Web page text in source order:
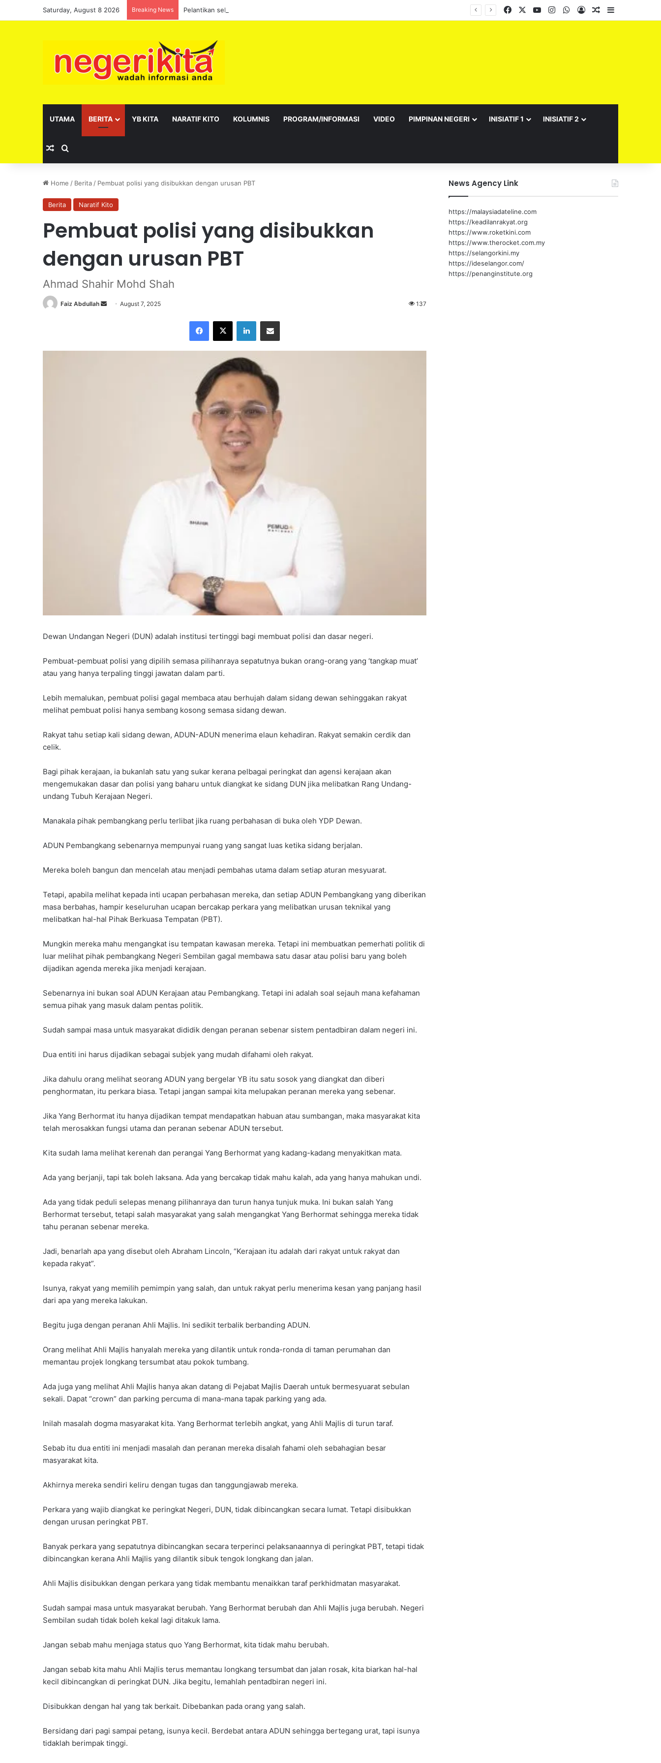
Saturday, August 8 2026 Breaking News Pelantikan sebagai Exco satu amanah besar – Siow Kong Choon Facebook YouTubeInstagramWhatsApp
Log InRandom Article
UTAMA BERITA YB KITA NARATIF KITO KOLUMNIS PROGRAM/INFORMASI VIDEO PIMPINAN NEGERI INISIATIF 1 INISIATIF 2
Random Article
Home / Berita / Pembuat polisi yang disibukkan dengan urusan PBT
Berita Naratif Kito
Pembuat polisi yang disibukkan
dengan urusan PBT
Ahmad Shahir Mohd Shah
Faiz Abdullah
a
August 7, 2025 137
Dewan Undangan Negeri (DUN) adalah institusi tertinggi bagi membuat polisi dan dasar negeri.
Pembuat-pembuat polisi yang dipilih semasa pilihanraya sepatutnya bukan orang-orang yang ‘tangkap muat’
atau yang hanya terpaling tinggi jawatan dalam parti.
Lebih memalukan, pembuat polisi gagal membaca atau berhujah dalam sidang dewan sehinggakan rakyat
melihat pembuat polisi hanya sembang kosong semasa sidang dewan.
Rakyat tahu setiap kali sidang dewan, ADUN-ADUN menerima elaun kehadiran. Rakyat semakin cerdik dan
celik.
Bagi pihak kerajaan, ia bukanlah satu yang sukar kerana pelbagai peringkat dan agensi kerajaan akan
mengemukakan dasar dan polisi yang baharu untuk diangkat ke sidang DUN jika melibatkan Rang Undang-
undang Tubuh Kerajaan Negeri.
Manakala pihak pembangkang perlu terlibat jika ruang perbahasan di buka oleh YDP Dewan.
ADUN Pembangkang sebenarnya mempunyai ruang yang sangat luas ketika sidang berjalan.
Mereka boleh bangun dan mencelah atau menjadi pembahas utama dalam setiap aturan mesyuarat.
Tetapi, apabila melihat kepada inti ucapan perbahasan mereka, dan setiap ADUN Pembangkang yang diberikan
masa berbahas, hampir keseluruhan ucapan bercakap perkara yang melibatkan urusan teknikal yang
melibatkan hal-hal Pihak Berkuasa Tempatan (PBT).
Mungkin mereka mahu mengangkat isu tempatan kawasan mereka. Tetapi ini membuatkan pemerhati politik di
luar melihat pihak pembangkang Negeri Sembilan gagal membawa satu dasar atau polisi baru yang boleh
dijadikan agenda mereka jika menjadi kerajaan.
Sebenarnya ini bukan soal ADUN Kerajaan atau Pembangkang. Tetapi ini adalah soal sejauh mana kefahaman
semua pihak yang masuk dalam pentas politik.
Sudah sampai masa untuk masyarakat dididik dengan peranan sebenar sistem pentadbiran dalam negeri ini.
Dua entiti ini harus dijadikan sebagai subjek yang mudah difahami oleh rakyat.
Jika dahulu orang melihat seorang ADUN yang bergelar YB itu satu sosok yang diangkat dan diberi
penghormatan, itu perkara biasa. Tetapi jangan sampai kita melupakan peranan mereka yang sebenar.
Jika Yang Berhormat itu hanya dijadikan tempat mendapatkan habuan atau sumbangan, maka masyarakat kita
telah merosakkan fungsi utama dan peranan sebenar ADUN tersebut.
Kita sudah lama melihat kerenah dan perangai Yang Berhormat yang kadang-kadang menyakitkan mata.
Ada yang berjanji, tapi tak boleh laksana. Ada yang bercakap tidak mahu kalah, ada yang hanya mahukan undi.
Ada yang tidak peduli selepas menang pilihanraya dan turun hanya tunjuk muka. Ini bukan salah Yang
Berhormat tersebut, tetapi salah masyarakat yang salah mengangkat Yang Berhormat sehingga mereka tidak
tahu peranan sebenar mereka.
Jadi, benarlah apa yang disebut oleh Abraham Lincoln, “Kerajaan itu adalah dari rakyat untuk rakyat dan
kepada rakyat”.
Isunya, rakyat yang memilih pemimpin yang salah, dan untuk rakyat perlu menerima kesan yang panjang hasil
dari apa yang mereka lakukan.
Begitu juga dengan peranan Ahli Majlis. Ini sedikit terbalik berbanding ADUN.
Orang melihat Ahli Majlis hanyalah mereka yang dilantik untuk ronda-ronda di taman perumahan dan
memantau projek longkang tersumbat atau pokok tumbang.
Ada juga yang melihat Ahli Majlis hanya akan datang di Pejabat Majlis Daerah untuk bermesyuarat sebulan
sekali. Dapat “crown” dan parking percuma di mana-mana tapak parking yang ada.
Inilah masalah dogma masyarakat kita. Yang Berhormat terlebih angkat, yang Ahli Majlis di turun taraf.
Sebab itu dua entiti ini menjadi masalah dan peranan mereka disalah fahami oleh sebahagian besar
masyarakat kita.
Akhirnya mereka sendiri keliru dengan tugas dan tanggungjawab mereka.
Perkara yang wajib diangkat ke peringkat Negeri, DUN, tidak dibincangkan secara lumat. Tetapi disibukkan
dengan urusan peringkat PBT.
Banyak perkara yang sepatutnya dibincangkan secara terperinci pelaksanaannya di peringkat PBT, tetapi tidak
dibincangkan kerana Ahli Majlis yang dilantik sibuk tengok longkang dan jalan.
Ahli Majlis disibukkan dengan perkara yang tidak membantu menaikkan taraf perkhidmatan masyarakat.
Sudah sampai masa untuk masyarakat berubah. Yang Berhormat berubah dan Ahli Majlis juga berubah. Negeri
Sembilan sudah tidak boleh kekal lagi ditakuk lama.
Jangan sebab mahu menjaga status quo Yang Berhormat, kita tidak mahu berubah.
Jangan sebab kita mahu Ahli Majlis terus memantau longkang tersumbat dan jalan rosak, kita biarkan hal-hal
kecil dibincangkan di peringkat DUN. Jika begitu, lemahlah pentadbiran negeri ini.
Disibukkan dengan hal yang tak berkait. Dibebankan pada orang yang salah.
Bersidang dari pagi sampai petang, isunya kecil. Berdebat antara ADUN sehingga bertegang urat, tapi isunya
tidaklah berimpak tinggi.
News Agency Link
https://malaysiadateline.com
https://keadilanrakyat.org
https://www.roketkini.com
https://www.therocket.com.my
https://selangorkini.my
https://ideselangor.com/
https://penanginstitute.org